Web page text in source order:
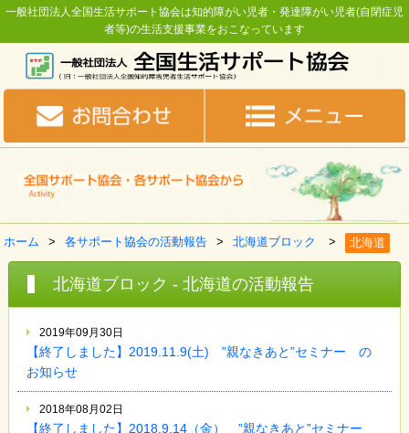
一般社団法人全国生活サポート協会は知的障がい児者・発達障がい児者(自閉症児
者等)の生活支援事業をおこなっています
ホーム 各サポート協会の活動報告 北海道ブロック 北海道
北海道ブロック - 北海道の活動報告
2019年09月30日
【終了しました】2019.11.9(土) ”親なきあと”セミナー の
お知らせ
2018年08月02日
【終了しました】2018.9.14（金） ”親なきあと”セミナー